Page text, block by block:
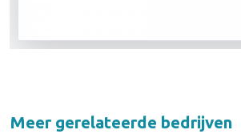
Meer gerelateerde bedrijven